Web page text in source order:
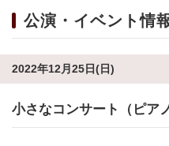
公演・イベント情
2022年12月25日(日)
小さなコンサート（ピア